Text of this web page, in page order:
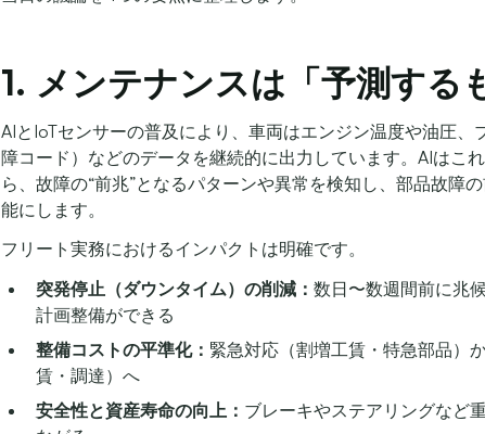
1. メンテナンスは「予測する
AIとIoTセンサーの普及により、車両はエンジン温度や油圧、
障コード）などのデータを継続的に出力しています。AIはこ
ら、故障の“前兆”となるパターンや異常を検知し、部品故障
能にします。
フリート実務におけるインパクトは明確です。
突発停止（ダウンタイム）の削減： 数日〜数週間前に兆
計画整備ができる
整備コストの平準化： 緊急対応（割増工賃・特急部品）
賃・調達）へ
安全性と資産寿命の向上： ブレーキやステアリングなど